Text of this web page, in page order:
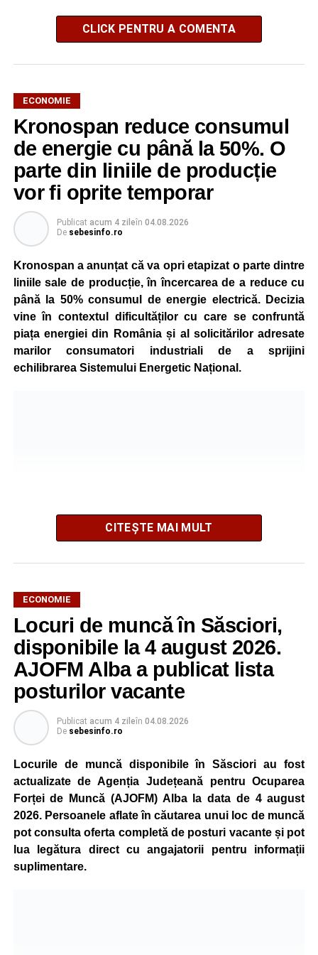
CLICK PENTRU A COMENTA
ECONOMIE
Kronospan reduce consumul
de energie cu până la 50%. O
parte din liniile de producție
vor fi oprite temporar
Publicat acum 4 zileîn 04.08.2026
De sebesinfo.ro
Kronospan a anunțat că va opri etapizat o parte dintre
liniile sale de producție, în încercarea de a reduce cu
până la 50% consumul de energie electrică. Decizia
vine în contextul dificultăților cu care se confruntă
piața energiei din România și al solicitărilor adresate
marilor consumatori industriali de a sprijini
echilibrarea Sistemului Energetic Național.
Potrivit unui comunicat al companiei, măsura va fi aplicată
gradual, în funcție de necesitățile sistemului energetic.
Reprezentanții Kronospan precizează că evoluția situației
este monitorizată permanent, iar activitatea va reveni la
capacitate normală imediat ce condițiile vor permite.
Compania dă asigurări că oprirea temporară a unor linii
de producție nu va afecta livrările către clienți.
Kronospan se numără printre cei mai mari consumatori de
energie electrică din România. O parte din necesarul
energetic este acoperită prin producția proprie de energie,
realizată cu ajutorul panourilor fotovoltaice și al unităților
de cogenerare.
Reprezentanții companiei afirmă că vor continua
colaborarea cu autoritățile și operatorii din domeniul
energetic pentru a contribui la depășirea perioadei dificile
CITEȘTE MAI MULT
ECONOMIE
Locuri de muncă în Săsciori,
disponibile la 4 august 2026.
AJOFM Alba a publicat lista
posturilor vacante
Publicat acum 4 zileîn 04.08.2026
De sebesinfo.ro
Locurile de muncă disponibile în Săsciori au fost
actualizate de Agenția Județeană pentru Ocuparea
Forței de Muncă (AJOFM) Alba la data de 4 august
2026. Persoanele aflate în căutarea unui loc de muncă
pot consulta oferta completă de posturi vacante și pot
lua legătura direct cu angajatorii pentru informații
suplimentare.